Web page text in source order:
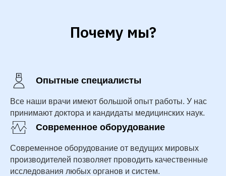
Почему мы?
Опытные специалисты
Все наши врачи имеют большой опыт работы. У нас
принимают доктора и кандидаты медицинских наук.
Современное оборудование
Современное оборудование от ведущих мировых
производителей позволяет проводить качественные
исследования любых органов и систем.